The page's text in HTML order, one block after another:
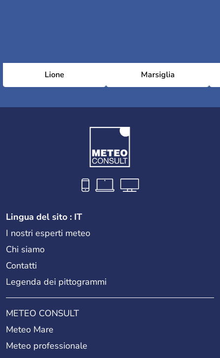
Lione Marsiglia
Lingua del sito : IT
I nostri esperti meteo
Chi siamo
Contatti
Legenda dei pittogrammi
METEO CONSULT
Meteo Mare
Meteo professionale